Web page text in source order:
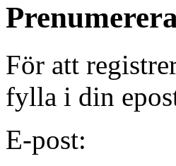
För att
fylla i din
E-post: